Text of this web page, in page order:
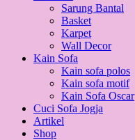
Sarung Bantal
Basket
Karpet
Wall Decor
Kain Sofa
Kain sofa polos
Kain sofa motif
Kain Sofa Oscar
Cuci Sofa Jogja
Artikel
Shop